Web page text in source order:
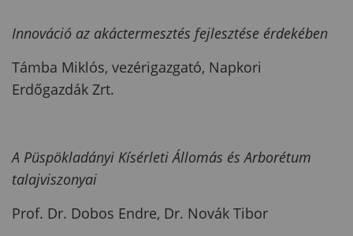
Innováció az akáctermesztés fejlesztése érdekében
Támba Miklós, vezérigazgató, Napkori
Erdőgazdák Zrt.
A Püspökladányi Kísérleti Állomás és Arborétum
talajviszonyai
Prof. Dr. Dobos Endre, Dr. Novák Tibor